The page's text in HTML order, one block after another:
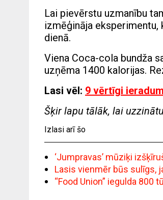
Lai pievērstu uzmanību
izmēģināja
dienā.
Viena Coca-cola bundža
uzņēma 1400 kalorijas.
Lasi vēl: 9 vērtīgi
Šķir lapu tālāk, lai
Izlasi arī šo
‘Jumpravas’ mūziķi
Lasis vienmēr būs sulīgs,
“Food Union” iegulda 800